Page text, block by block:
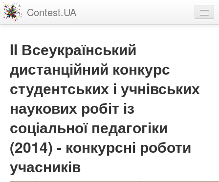
Contest.UA
Учасники та переможці
Статистика
Про проект
вхід
реєстрація
II Всеукраїнський
дистанційний конкурс
студентських і учнівських
наукових робіт із
соціальної педагогіки
(2014) - конкурсні роботи
учасників